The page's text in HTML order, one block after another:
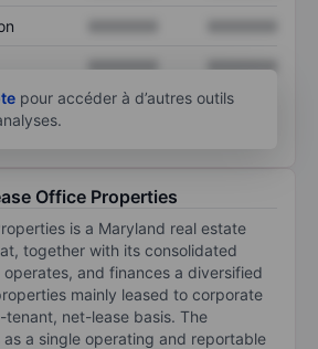
XXXXXXX
XXXXXXX
pour accéder à d’autres outils
Office Properties
is a Maryland real estate
together with its consolidated
operates, and finances a diversified
mainly leased to corporate
tenant, net-lease basis. The
a single operating and reportable